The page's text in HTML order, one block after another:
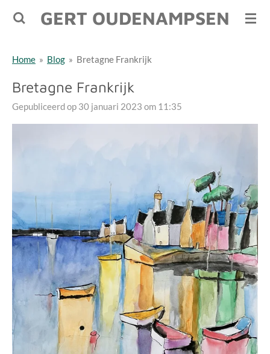
Ga
de
GERT OUDENAMPSEN
Home » Blog » Bretagne Frankrijk
Bretagne Frankrijk
Gepubliceerd op 30 januari 2023 om 11:35